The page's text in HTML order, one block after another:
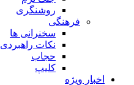
روشنگری
فرهنگی
سخنرانی ها
نکات راهبردی
حجاب
کلیپ
اخبار ویژه